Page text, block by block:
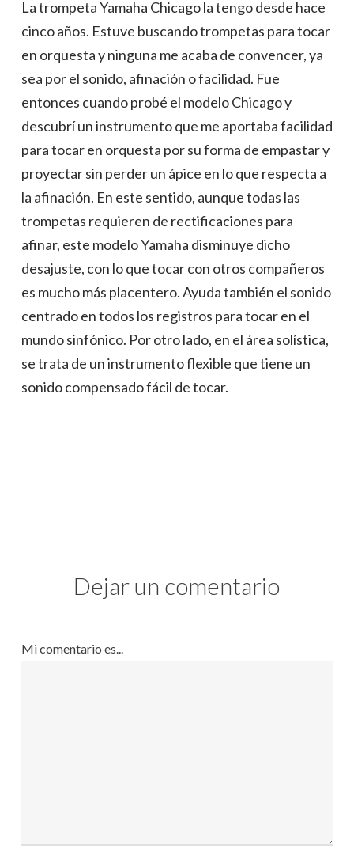
La trompeta Yamaha Chicago la tengo desde hace
cinco años. Estuve buscando trompetas para tocar
en orquesta y ninguna me acaba de convencer, ya
sea por el sonido, afinación o facilidad. Fue
entonces cuando probé el modelo Chicago y
descubrí un instrumento que me aportaba facilidad
para tocar en orquesta por su forma de empastar y
proyectar sin perder un ápice en lo que respecta a
la afinación. En este sentido, aunque todas las
trompetas requieren de rectificaciones para
afinar, este modelo Yamaha disminuye dicho
desajuste, con lo que tocar con otros compañeros
es mucho más placentero. Ayuda también el sonido
centrado en todos los registros para tocar en el
mundo sinfónico. Por otro lado, en el área solística,
se trata de un instrumento flexible que tiene un
sonido compensado fácil de tocar.
Dejar un comentario
Mi comentario es...